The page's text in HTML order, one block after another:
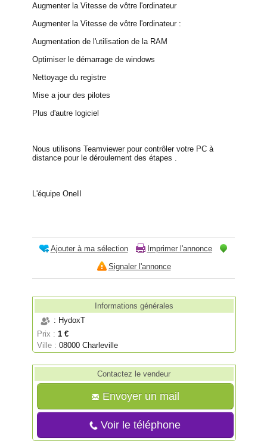
Augmenter la Vitesse de vôtre l'ordinateur
Augmenter la Vitesse de vôtre l'ordinateur :
Augmentation de l'utilisation de la RAM
Optimiser le démarrage de windows
Nettoyage du registre
Mise a jour des pilotes
Plus d'autre logiciel
Nous utilisons Teamviewer pour contrôler votre PC à
distance pour le déroulement des étapes .
L'équipe OneII
Ajouter à ma sélection
Imprimer l'annonce
Signaler l'annonce
Informations générales
: HydoxT
Prix : 1 €
Ville :08000 Charleville
Contactez le vendeur
Envoyer un mail
Voir le téléphone